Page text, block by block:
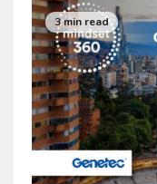
3 min read